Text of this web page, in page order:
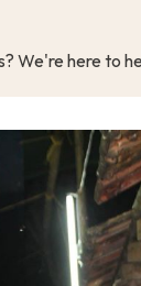
We're here to